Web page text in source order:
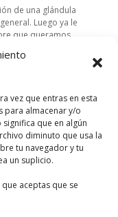
vez que entras en esta
para almacenar y/o
que en algún
diminuto que usa la
tu navegador y tu
un suplicio.
aceptas que se
de una glándula
Luego ya le
que queramos,
lagrimal.
saber que causa
tiene.
lo que significa
de donde viene
es un poquito